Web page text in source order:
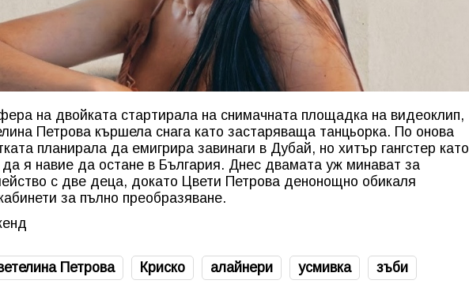
на двойката стартирала на снимачната площадка на видеоклип,
Петрова кършела снага като застаряваща танцьорка. По онова
планирала да емигрира завинаги в Дубай, но хитър гангстер като
да я навие да остане в България. Днес двамата уж минават за
с две деца, докато Цвети Петрова денонощно обикаля
за пълно преобразяване.
Петрова Криско алайнери усмивка зъби